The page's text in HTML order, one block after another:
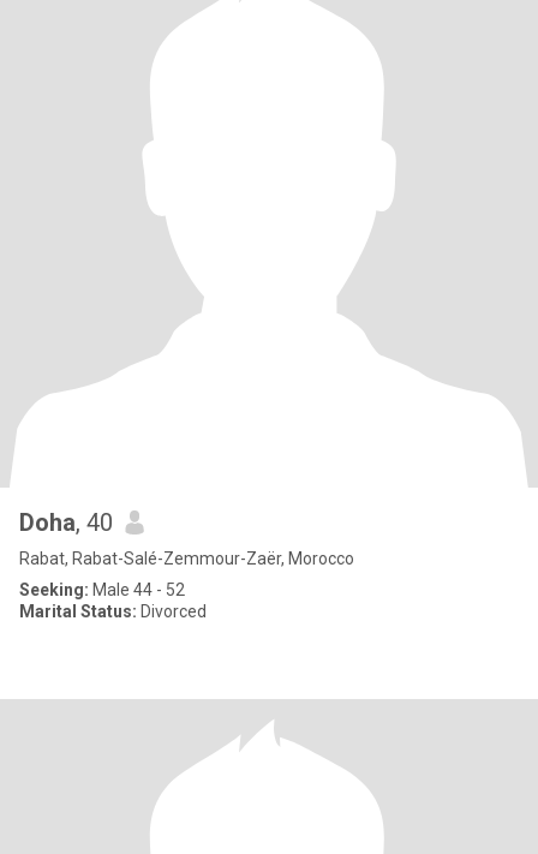
Doha, 40
Rabat, Rabat-Salé-Zemmour-Zaër, Morocco
Seeking: Male 44 - 52
Marital Status: Divorced